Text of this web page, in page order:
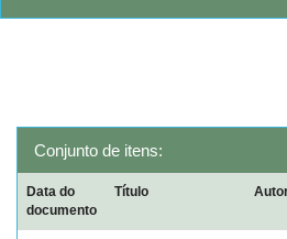
Conjunto de itens:
Data do
documento
Título